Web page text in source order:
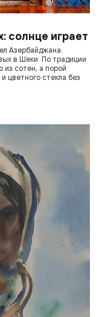
солнце играет
Азербайджана.
в Шеки. По традиции
из сотен, а порой
цветного стекла без